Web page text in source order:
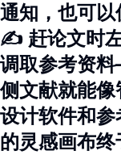
通知，也可
✍️ 赶论文时
调取参考资
侧文献就能
设计软件和
的灵感画布